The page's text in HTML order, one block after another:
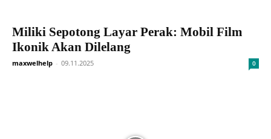
Miliki Sepotong Layar Perak: Mobil Film
Ikonik Akan Dilelang
maxwelhelp - 09.11.2025 0